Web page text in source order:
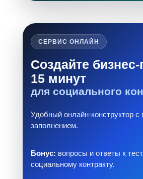
СЕРВИС ОНЛАЙН
Создайте
15 минут
для социального
Удобный онлайн-конструктор
заполнением.
Бонус: вопросы и ответы к
социальному контракту.